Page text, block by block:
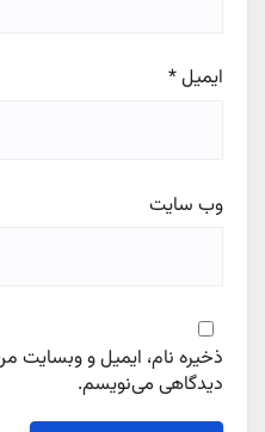
ایمیل*
وب‌ سایت
ذخیره نام، ایمیل و وبسایت
دیدگاهی می‌نویسم.